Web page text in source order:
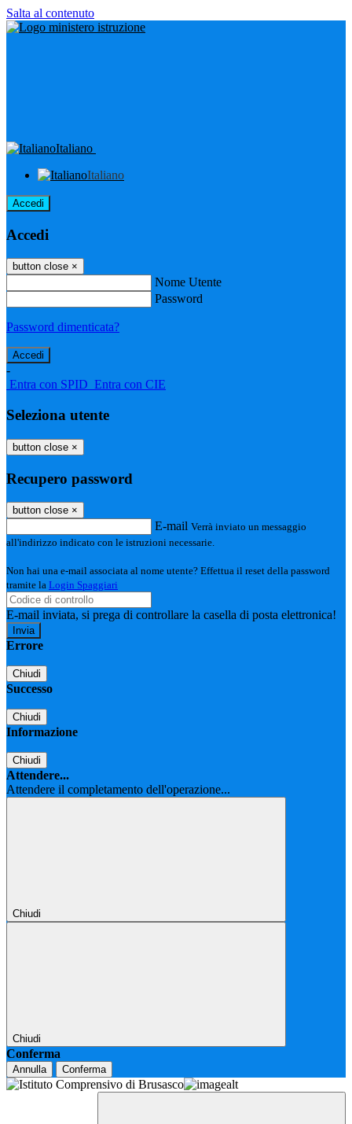
Salta al contenuto
Italiano
Italiano
Accedi
Accedi
button close ×
Nome Utente
Password
Password dimenticata?
-
Entra con SPID Entra con CIE
Seleziona utente
button close ×
Recupero password
button close ×
E-mail Verrà inviato un messaggio
all'indirizzo indicato con le istruzioni necessarie.
Non hai una e-mail associata al nome utente? Effettua il reset della password
tramite la Login Spaggiari
E-mail inviata, si prega di controllare la casella di posta elettronica!
Errore
Chiudi
Successo
Chiudi
Informazione
Chiudi
Attendere...
Attendere il completamento dell'operazione...
Chiudi
Chiudi
Conferma
Annulla Conferma